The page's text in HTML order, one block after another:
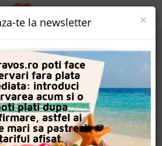
×
te la newsletter
poti face
fara plata
introduci
acum si o
plati dupa
astfel ai
mari sa pastrezi
afisat.